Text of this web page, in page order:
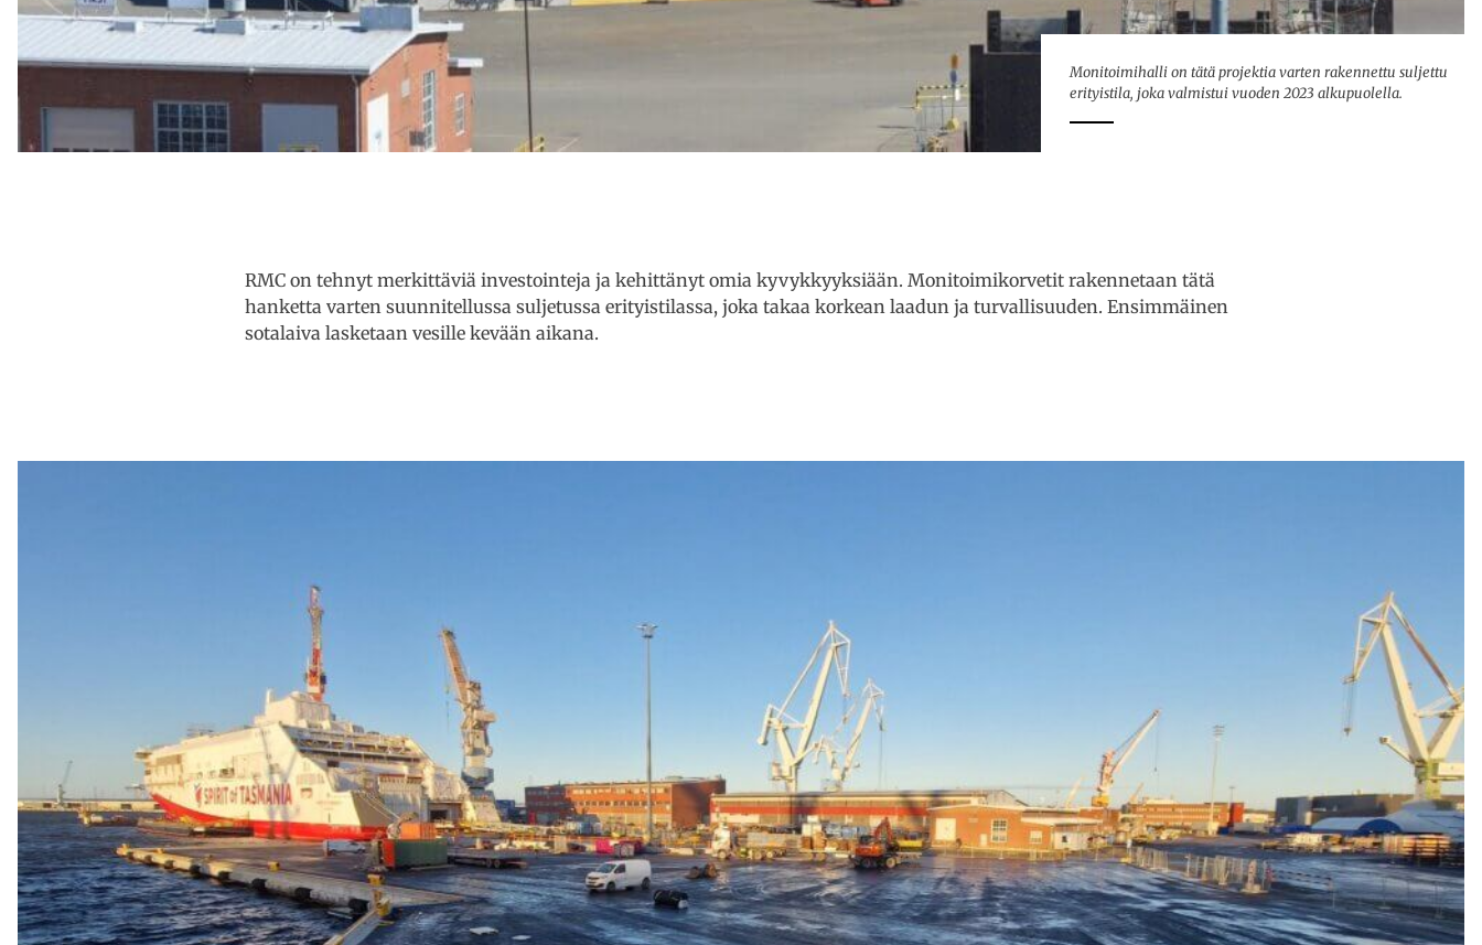
Monitoimihalli on tätä projektia varten rakennettu suljettu
erityistila, joka valmistui vuoden 2023 alkupuolella.
RMC on tehnyt merkittäviä investointeja ja kehittänyt omia kyvykkyyksiään. Monitoimikorvetit rakennetaan tätä
hanketta varten suunnitellussa suljetussa erityistilassa, joka takaa korkean laadun ja turvallisuuden. Ensimmäinen
sotalaiva lasketaan vesille kevään aikana.